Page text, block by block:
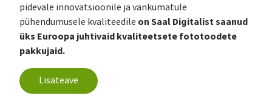
pidevale innovatsioonile ja vankumatule
pühendumusele kvaliteedile on Saal Digitalist saanud
üks Euroopa juhtivaid kvaliteetsete fototoodete
pakkujaid.
Lisateave